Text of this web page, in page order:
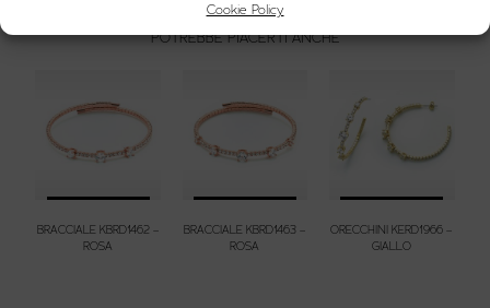
Cookie Policy
POTREBBE PIACERTI ANCHE
BRACCIALE KBRD1462 –
ROSA
BRACCIALE KBRD1463 –
ROSA
ORECCHINI KERD1966 –
GIALLO